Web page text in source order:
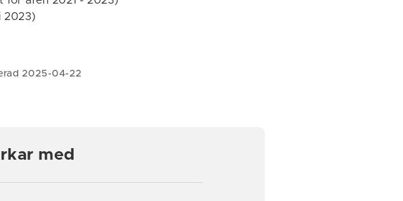
2023)
2025-04-22
med